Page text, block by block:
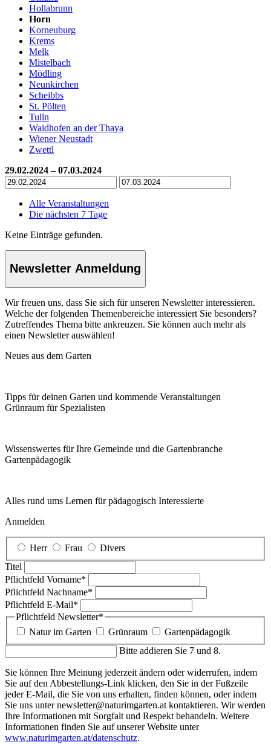
Hollabrunn
Horn
Korneuburg
Krems
Melk
Mistelbach
Mödling
Neunkirchen
Scheibbs
St. Pölten
Tulln
Waidhofen an der Thaya
Wiener Neustadt
Zwettl
29.02.2024 – 07.03.2024
Alle Veranstaltungen
Die nächsten 7 Tage
Keine Einträge gefunden.
Newsletter Anmeldung
Wir freuen uns, dass Sie sich für unseren Newsletter interessieren.
Welche der folgenden Themenbereiche interessiert Sie besonders?
Zutreffendes Thema bitte ankreuzen. Sie können auch mehr als
einen Newsletter auswählen!
Neues aus dem Garten
Tipps für deinen Garten und kommende Veranstaltungen
Grünraum für Spezialisten
Wissenswertes für Ihre Gemeinde und die Gartenbranche
Garten­pädagogik
Alles rund ums Lernen für pädagogisch Interessierte
Anmelden
Herr Frau
Divers
Titel
Pflichtfeld Vorname*
Pflichtfeld Nachname*
Pflichtfeld E-Mail*
Pflichtfeld Newsletter*
Natur im Garten
Grünraum
Gartenpädagogik
Bitte addieren Sie 7 und 8.
Sie können Ihre Meinung jederzeit ändern oder widerrufen, indem
Sie auf den Abbestellungs-Link klicken, den Sie in der Fußzeile
jeder E-Mail, die Sie von uns erhalten, finden können, oder indem
Sie uns unter newsletter@naturimgarten.at kontaktieren. Wir werden
Ihre Informationen mit Sorgfalt und Respekt behandeln. Weitere
Informationen finden Sie auf unserer Website unter
www.naturimgarten.at/datenschutz.